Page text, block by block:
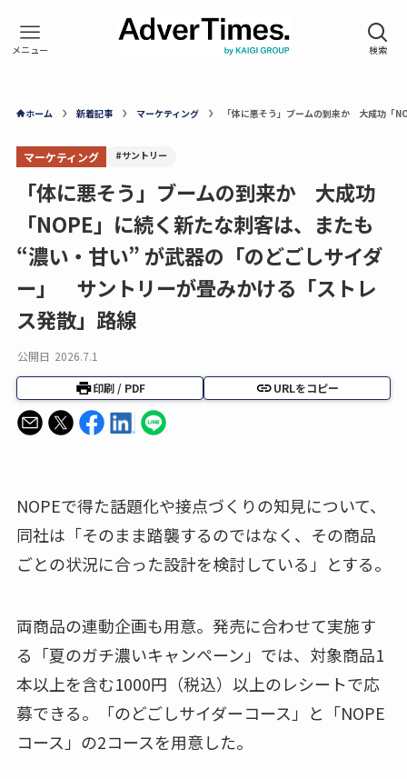
ホーム 新着記事 マーケティング 「体に悪そう」ブームの到来か 大成功「
マーケティング #サントリー
「体に悪そう」ブームの到来か 大成功
「NOPE」に続く新たな刺客は、またも
“濃い・甘い” が武器の「のどごしサイダ
ー」 サントリーが畳みかける「ストレ
ス発散」路線
公開日 2026.7.1
印刷 / PDF URLをコピー
NOPEで得た話題化や接点づくりの知見について、
同社は「そのまま踏襲するのではなく、その商品
ごとの状況に合った設計を検討している」とする。
両商品の連動企画も用意。発売に合わせて実施す
る「夏のガチ濃いキャンペーン」では、対象商品1
本以上を含む1000円（税込）以上のレシートで応
募できる。「のどごしサイダーコース」と「NOPE
コース」の2コースを用意した。